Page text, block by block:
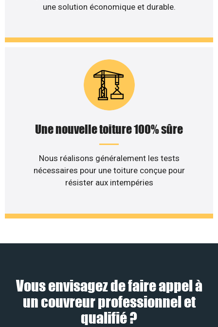
une solution économique et durable.
Une nouvelle toiture 100% sûre
Nous réalisons généralement les tests
nécessaires pour une toiture conçue pour
résister aux intempéries
Vous envisagez de faire appel à
un couvreur professionnel et
qualifié ?